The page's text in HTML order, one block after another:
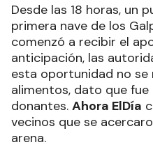
Desde las 18 horas, un
primera nave de los
comenzó a recibir el
anticipación, las
esta oportunidad no
alimentos, dato que
donantes. Ahora ElDía
vecinos que se
arena.